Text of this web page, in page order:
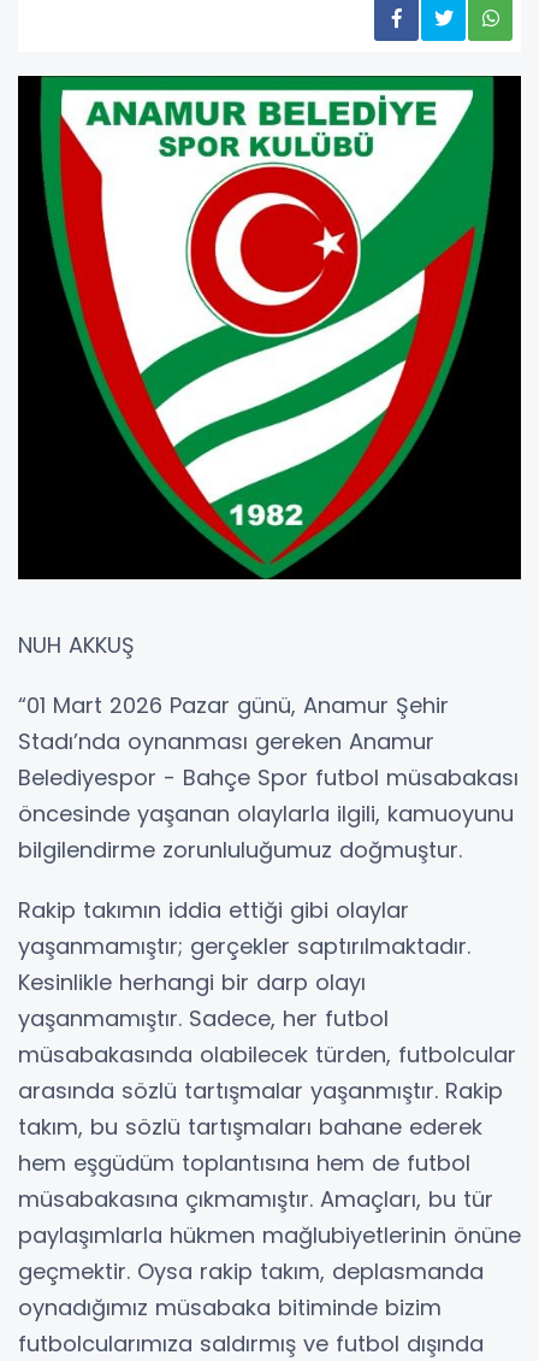
NUH AKKUŞ
“01 Mart 2026 Pazar günü, Anamur Şehir
Stadı’nda oynanması gereken Anamur
Belediyespor - Bahçe Spor futbol müsabakası
öncesinde yaşanan olaylarla ilgili, kamuoyunu
bilgilendirme zorunluluğumuz doğmuştur.
Rakip takımın iddia ettiği gibi olaylar
yaşanmamıştır; gerçekler saptırılmaktadır.
Kesinlikle herhangi bir darp olayı
yaşanmamıştır. Sadece, her futbol
müsabakasında olabilecek türden, futbolcular
arasında sözlü tartışmalar yaşanmıştır. Rakip
takım, bu sözlü tartışmaları bahane ederek
hem eşgüdüm toplantısına hem de futbol
müsabakasına çıkmamıştır. Amaçları, bu tür
paylaşımlarla hükmen mağlubiyetlerinin önüne
geçmektir. Oysa rakip takım, deplasmanda
oynadığımız müsabaka bitiminde bizim
futbolcularımıza saldırmış ve futbol dışında